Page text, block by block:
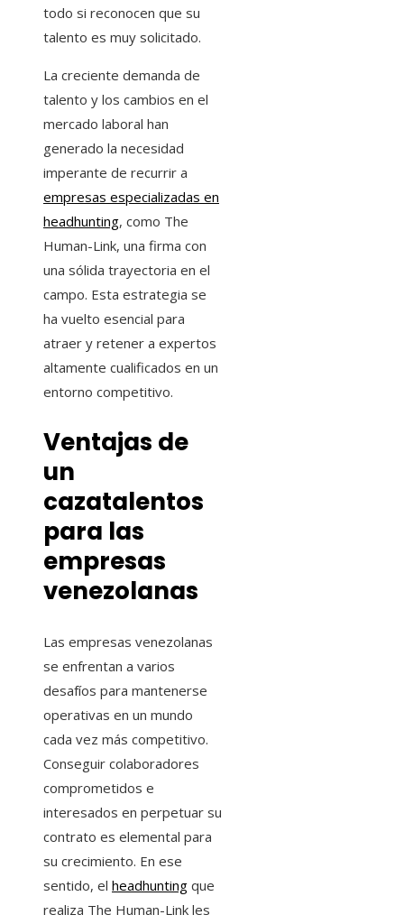
todo si reconocen que su
talento es muy solicitado.
La creciente demanda de
talento y los cambios en el
mercado laboral han
generado la necesidad
imperante de recurrir a
empresas especializadas en
headhunting, como The
Human-Link, una firma con
una sólida trayectoria en el
campo. Esta estrategia se
ha vuelto esencial para
atraer y retener a expertos
altamente cualificados en un
entorno competitivo.
Ventajas de
un
cazatalentos
para las
empresas
venezolanas
Las empresas venezolanas
se enfrentan a varios
desafíos para mantenerse
operativas en un mundo
cada vez más competitivo.
Conseguir colaboradores
comprometidos e
interesados en perpetuar su
contrato es elemental para
su crecimiento. En ese
sentido, el headhunting que
realiza The Human-Link les